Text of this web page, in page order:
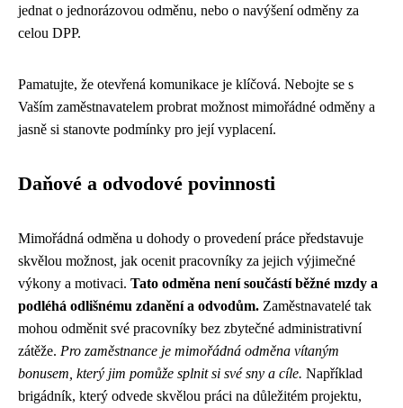
jednat o jednorázovou odměnu, nebo o navýšení odměny za
celou DPP.
Pamatujte, že otevřená komunikace je klíčová. Nebojte se s
Vaším zaměstnavatelem probrat možnost mimořádné odměny a
jasně si stanovte podmínky pro její vyplacení.
Daňové a odvodové povinnosti
Mimořádná odměna u dohody o provedení práce představuje
skvělou možnost, jak ocenit pracovníky za jejich výjimečné
výkony a motivaci. Tato odměna není součástí běžné mzdy a
podléhá odlišnému zdanění a odvodům. Zaměstnavatelé tak
mohou odměnit své pracovníky bez zbytečné administrativní
zátěže. Pro zaměstnance je mimořádná odměna vítaným
bonusem, který jim pomůže splnit si své sny a cíle. Například
brigádník, který odvede skvělou práci na důležitém projektu,